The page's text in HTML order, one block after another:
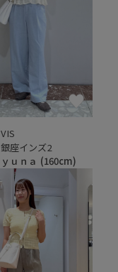
VIS
銀座インズ2
ｙｕｎａ (160cm)